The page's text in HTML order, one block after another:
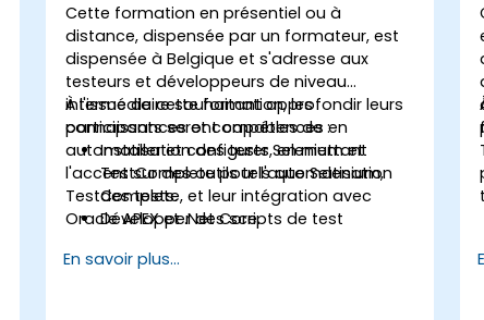
Cette formation en présentiel ou à
distance, dispensée par un formateur, est
dispensée à Belgique et s'adresse aux
testeurs et développeurs de niveau
intermédiaire souhaitant approfondir leurs
connaissances et compétences en
automatisation des tests, en mettant
l'accent sur des outils tels que Selenium,
TestComplete, et leur intégration avec
Oracle APEX et .Net Core.
À l'issue de cette formation, les
participants seront capables de :
Installer et configurer Selenium et
TestComplete pour l'automatisation
des tests.
Développer des scripts de test
(frameworks).
En savoir plus...